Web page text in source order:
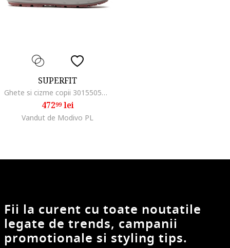
SUPERFIT
Ghete si cizme copii 301550563, Piele intoarsa/Textil, Roz
47299lei
Vandut de Modivo PL
Fii la curent cu toate noutatile
legate de trends, campanii
promotionale si styling tips.